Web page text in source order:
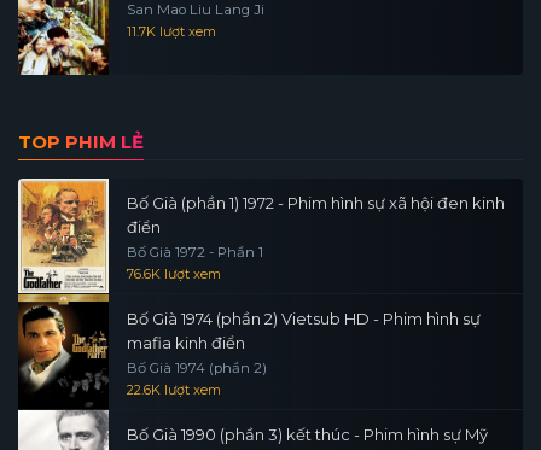
San Mao Liu Lang Ji
11.7K lượt xem
TOP PHIM LẺ
Bố Già (phần 1) 1972 - Phim hình sự xã hội đen kinh
điển
Bố Già 1972 - Phần 1
76.6K lượt xem
Bố Già 1974 (phần 2) Vietsub HD - Phim hình sự
mafia kinh điển
Bố Già 1974 (phần 2)
22.6K lượt xem
Bố Già 1990 (phần 3) kết thúc - Phim hình sự Mỹ